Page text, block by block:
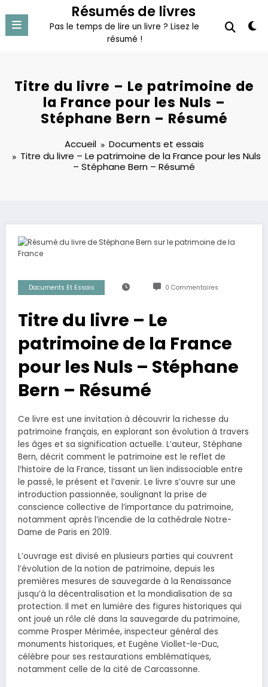
au
contenu
Résumés de livres
Pas le temps de lire un livre ? Lisez le
résumé !
Titre du livre – Le patrimoine de
la France pour les Nuls –
Stéphane Bern – Résumé
Accueil
Documents et essais
Titre du livre – Le patrimoine de la France pour les Nuls
– Stéphane Bern – Résumé
Documents Et Essais 0 Commentaires
Titre du livre – Le
patrimoine de la France
pour les Nuls – Stéphane
Bern – Résumé
Ce livre est une invitation à découvrir la richesse du
patrimoine français, en explorant son évolution à travers
les âges et sa signification actuelle. L’auteur, Stéphane
Bern, décrit comment le patrimoine est le reflet de
l’histoire de la France, tissant un lien indissociable entre
le passé, le présent et l’avenir. Le livre s’ouvre sur une
introduction passionnée, soulignant la prise de
conscience collective de l’importance du patrimoine,
notamment après l’incendie de la cathédrale Notre-
Dame de Paris en 2019.
L’ouvrage est divisé en plusieurs parties qui couvrent
l’évolution de la notion de patrimoine, depuis les
premières mesures de sauvegarde à la Renaissance
jusqu’à la décentralisation et la mondialisation de sa
protection. Il met en lumière des figures historiques qui
ont joué un rôle clé dans la sauvegarde du patrimoine,
comme Prosper Mérimée, inspecteur général des
monuments historiques, et Eugène Viollet-le-Duc,
célèbre pour ses restaurations emblématiques,
notamment celle de la cité de Carcassonne.